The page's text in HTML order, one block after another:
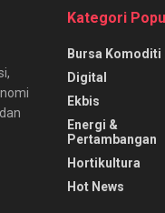
Kategori
Bursa Komoditi
Digital
Ekbis
Energi &
Pertambangan
Hortikultura
Hot News